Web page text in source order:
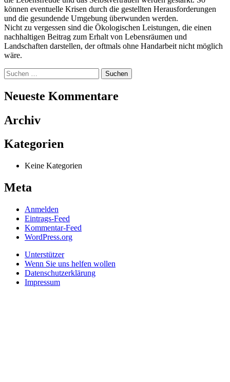
Anmelden
Eintrags-Feed
Kommentar-Feed
WordPress.org
Unterstützer
Wenn Sie uns helfen wollen
Impressum